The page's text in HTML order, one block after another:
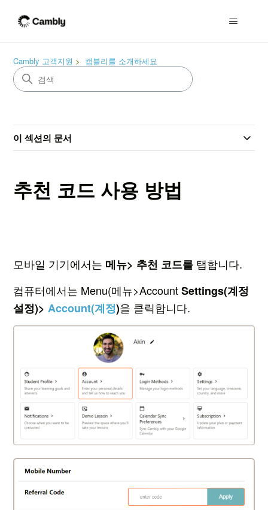
Cambly 고객지원 캠블리를 소개하세요
이 섹션의 문서
추천 코드 사용 방법
모바일 기기에서는 메뉴> 추천 코드를 탭합니다.
컴퓨터에서는 Menu(메뉴>AccountSettings(계정
설정)>Account(계정)을 클릭합니다.